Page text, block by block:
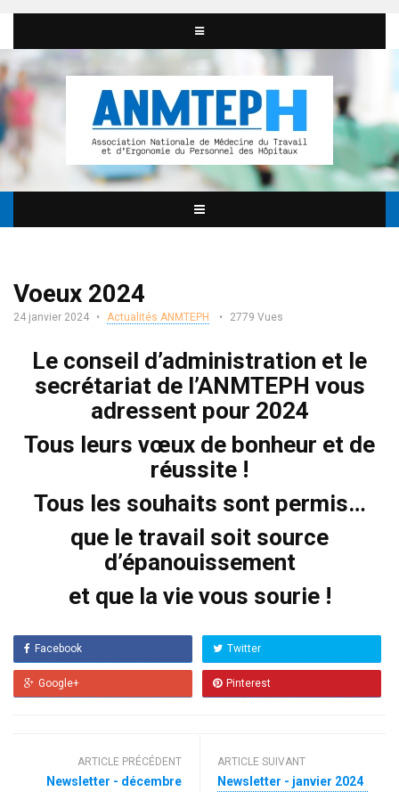
Voeux 2024
24 janvier 2024 Actualités ANMTEPH 2779 Vues
Le conseil d’administration et le
secrétariat de l’ANMTEPH vous
adressent pour 2024
Tous leurs vœux de bonheur et de
réussite !
Tous les souhaits sont permis…
que le travail soit source
d’épanouissement
et que la vie vous sourie !
Facebook Twitter
Google+ Pinterest
ARTICLE PRÉCÉDENT
Newsletter - décembre
ARTICLE SUIVANT
Newsletter - janvier 2024